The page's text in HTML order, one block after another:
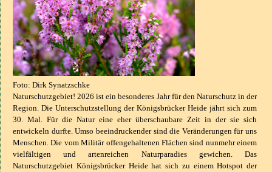
Foto: Dirk Synatzschke
Naturschutzgebiet! 2026 ist ein besonderes Jahr für den Naturschutz in der
Region. Die Unterschutzstellung der Königsbrücker Heide jährt sich zum
30. Mal. Für die Natur eine eher überschaubare Zeit in der sie sich
entwickeln durfte. Umso beeindruckender sind die Veränderungen für uns
Menschen. Die vom Militär offengehaltenen Flächen sind nunmehr einem
vielfältigen und artenreichen Naturparadies gewichen. Das
Naturschutzgebiet Königsbrücker Heide hat sich zu einem Hotspot der